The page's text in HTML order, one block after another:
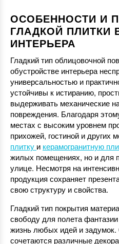
ОСОБЕННОСТИ И
ГЛАДКОЙ ПЛИТКИ
ИНТЕРЬЕРА
Гладкий тип облицовочной
обустройстве интерьера
универсальностью и
устойчивы к истиранию,
выдерживать механические
повреждения. Благодаря
местах с высоким уровнем
прихожей, гостиной и других
плитку и керамогранитную
жилых помещениях, но и для
улице. Несмотря на
продукция сохраняет
свою структуру и свойства.
Гладкий тип покрытия
свободу для полета
жизнь любых идей и задумок.
сочетаются различные